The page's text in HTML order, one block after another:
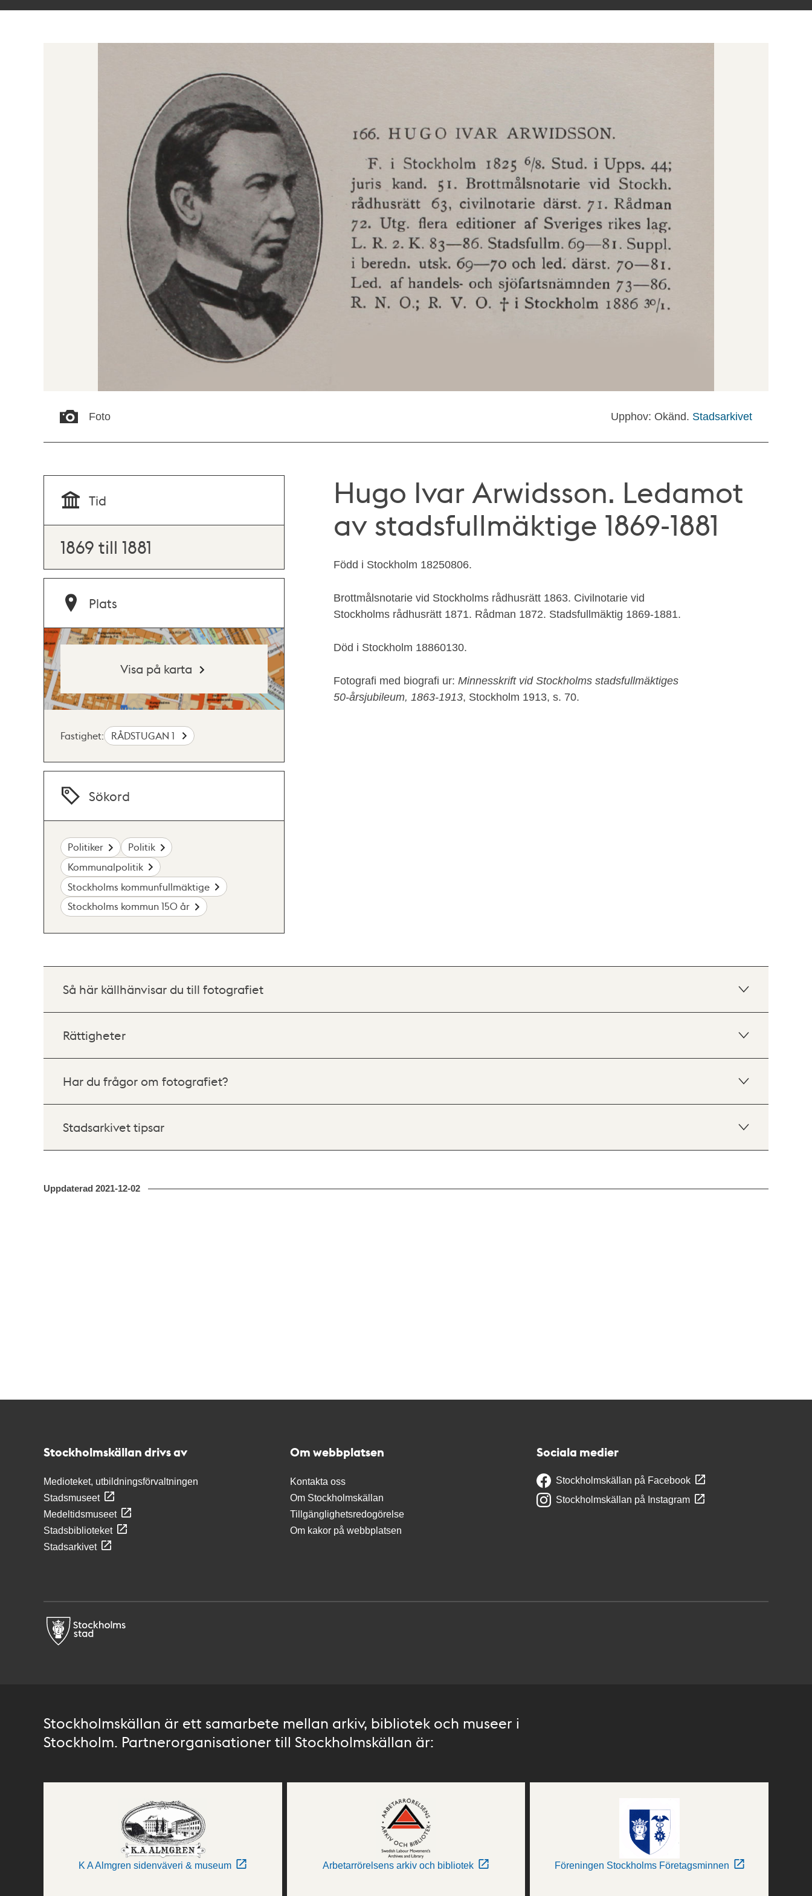
Foto Upphov: Okänd. Stadsarkivet
Hugo Ivar Arwidsson. Ledamot
av stadsfullmäktige 1869-1881
Född i Stockholm 18250806.
Brottmålsnotarie vid Stockholms rådhusrätt 1863. Civilnotarie vid
Stockholms rådhusrätt 1871. Rådman 1872. Stadsfullmäktig 1869-1881.
Död i Stockholm 18860130.
Fotografi med biografi ur: Minnesskrift vid Stockholms stadsfullmäktiges
50-årsjubileum, 1863-1913, Stockholm 1913, s. 70.
Tid
1869 till 1881
Plats
Visa på karta
Fastighet: RÅDSTUGAN 1
Sökord
Politiker
Politik
Kommunalpolitik
Stockholms kommunfullmäktige
Stockholms kommun 150 år
Så här källhänvisar du till fotografiet
Rättigheter
Har du frågor om fotografiet?
Stadsarkivet tipsar
Uppdaterad 2021-12-02
Stockholmskällan drivs av
Medioteket, utbildningsförvaltningen
Stadsmuseet
Medeltidsmuseet
Stadsbiblioteket
Stadsarkivet
Om webbplatsen
Kontakta oss
Om Stockholmskällan
Tillgänglighetsredogörelse
Om kakor på webbplatsen
Sociala medier
Stockholmskällan på Facebook
Stockholmskällan på Instagram
Stockholmskällan är ett samarbete mellan arkiv, bibliotek och museer i
Stockholm. Partnerorganisationer till Stockholmskällan är:
K A Almgren sidenväveri & museum Arbetarrörelsens arkiv och bibliotek Föreningen Stockholms Företagsminnen